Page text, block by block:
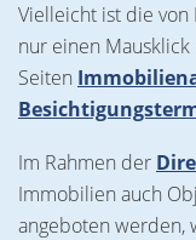
Vielleicht ist die
nur einen
Seiten
Im Rahmen der
Immobilien auch
angeboten werden,